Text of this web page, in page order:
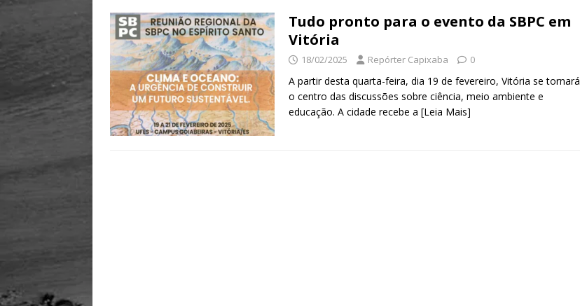
Tudo pronto para o evento da SBPC em
Vitória
18/02/2025 Repórter Capixaba 0
A partir desta quarta-feira, dia 19 de fevereiro, Vitória se tornará
o centro das discussões sobre ciência, meio ambiente e
educação. A cidade recebe a [Leia Mais]